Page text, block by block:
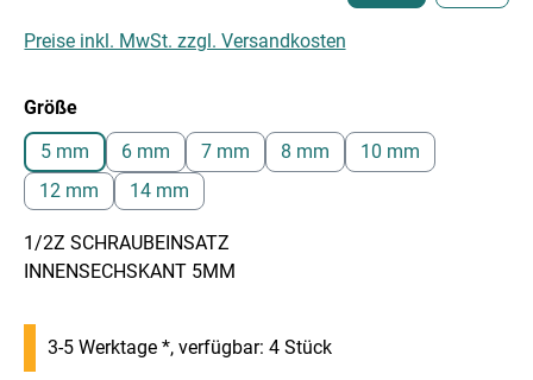
Preise inkl. MwSt. zzgl. Versandkosten
Größeauswählen
5 mm
6 mm 7 mm 8 mm
10 mm
12 mm
14 mm
1/2Z SCHRAUBEINSATZ
INNENSECHSKANT 5MM
3-5 Werktage *, verfügbar: 4 Stück